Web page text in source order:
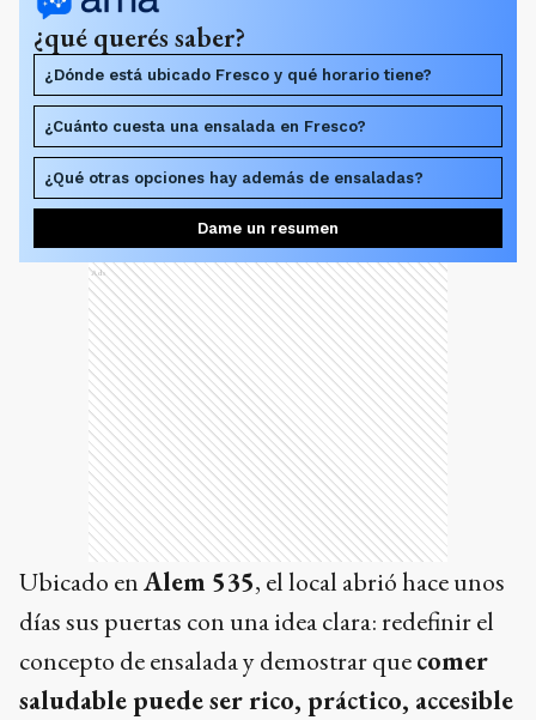
¿qué querés saber?
¿Dónde está ubicado Fresco y qué horario tiene?
¿Cuánto cuesta una ensalada en Fresco?
¿Qué otras opciones hay además de ensaladas?
Dame un resumen
Ads
Ubicado enAlem 535, el local abrió hace unos
días sus puertas con una idea clara: redefinir el
concepto de ensalada y demostrar quecomer
saludable puede ser rico, práctico, accesible